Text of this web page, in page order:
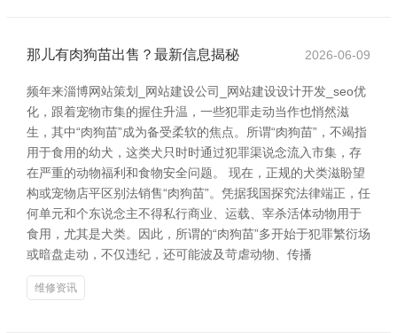
那儿有肉狗苗出售？最新信息揭秘 2026-06-09
频年来淄博网站策划_网站建设公司_网站建设设计开发_seo优
化，跟着宠物市集的握住升温，一些犯罪走动当作也悄然滋
生，其中“肉狗苗”成为备受柔软的焦点。所谓“肉狗苗”，不竭指
用于食用的幼犬，这类犬只时时通过犯罪渠说念流入市集，存
在严重的动物福利和食物安全问题。 现在，正规的犬类滋盼望
构或宠物店平区别法销售“肉狗苗”。凭据我国探究法律端正，任
何单元和个东说念主不得私行商业、运载、宰杀活体动物用于
食用，尤其是犬类。因此，所谓的“肉狗苗”多开始于犯罪繁衍场
或暗盘走动，不仅违纪，还可能波及苛虐动物、传播
维修资讯